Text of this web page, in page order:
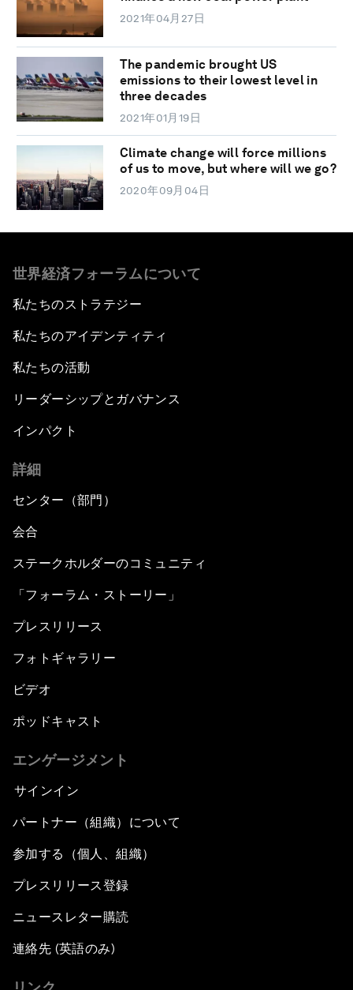
2021年04月27日
The pandemic brought US
emissions to their lowest level in
three decades
2021年01月19日
Climate change will force millions
of us to move, but where will we go?
2020年09月04日
世界経済フォーラムについて
私たちのストラテジー
私たちのアイデンティティ
私たちの活動
リーダーシップとガバナンス
インパクト
詳細
センター（部門）
会合
ステークホルダーのコミュニティ
「フォーラム・ストーリー」
プレスリリース
フォトギャラリー
ビデオ
ポッドキャスト
エンゲージメント
サインイン
パートナー（組織）について
参加する（個人、組織）
プレスリリース登録
ニュースレター購読
連絡先 (英語のみ)